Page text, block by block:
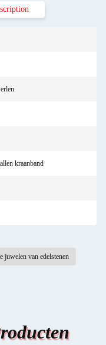
kraanband
juwelen van edelstenen